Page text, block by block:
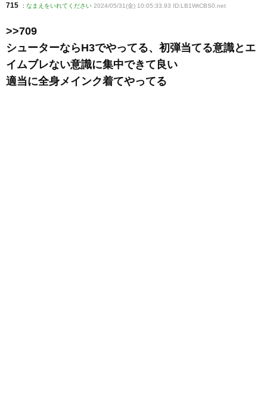
715 : なまえをいれてください 2024/05/31(金) 10:05:33.93 ID:LB1WtCBS0 .net
>>709
シューターならH3でやってる、初弾当てる意識とエ
イムブレない意識に集中できて良い
適当に全身メインク着てやってる